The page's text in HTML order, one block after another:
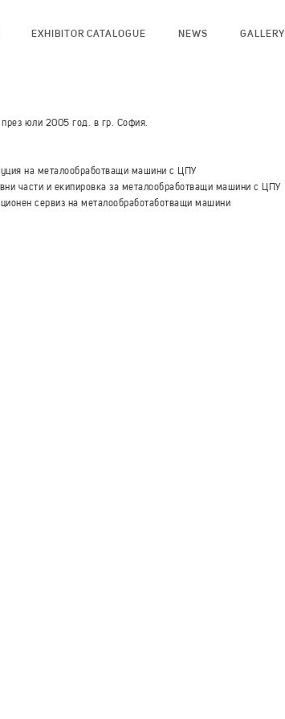
EXHIBITOR CATALOGUE NEWS GALLERY
юли 2005 год. в гр. София.
на металообработващи машини с ЦПУ
части и екипировка за металообработващи машини с ЦПУ
сервиз на металообработаботващи машини